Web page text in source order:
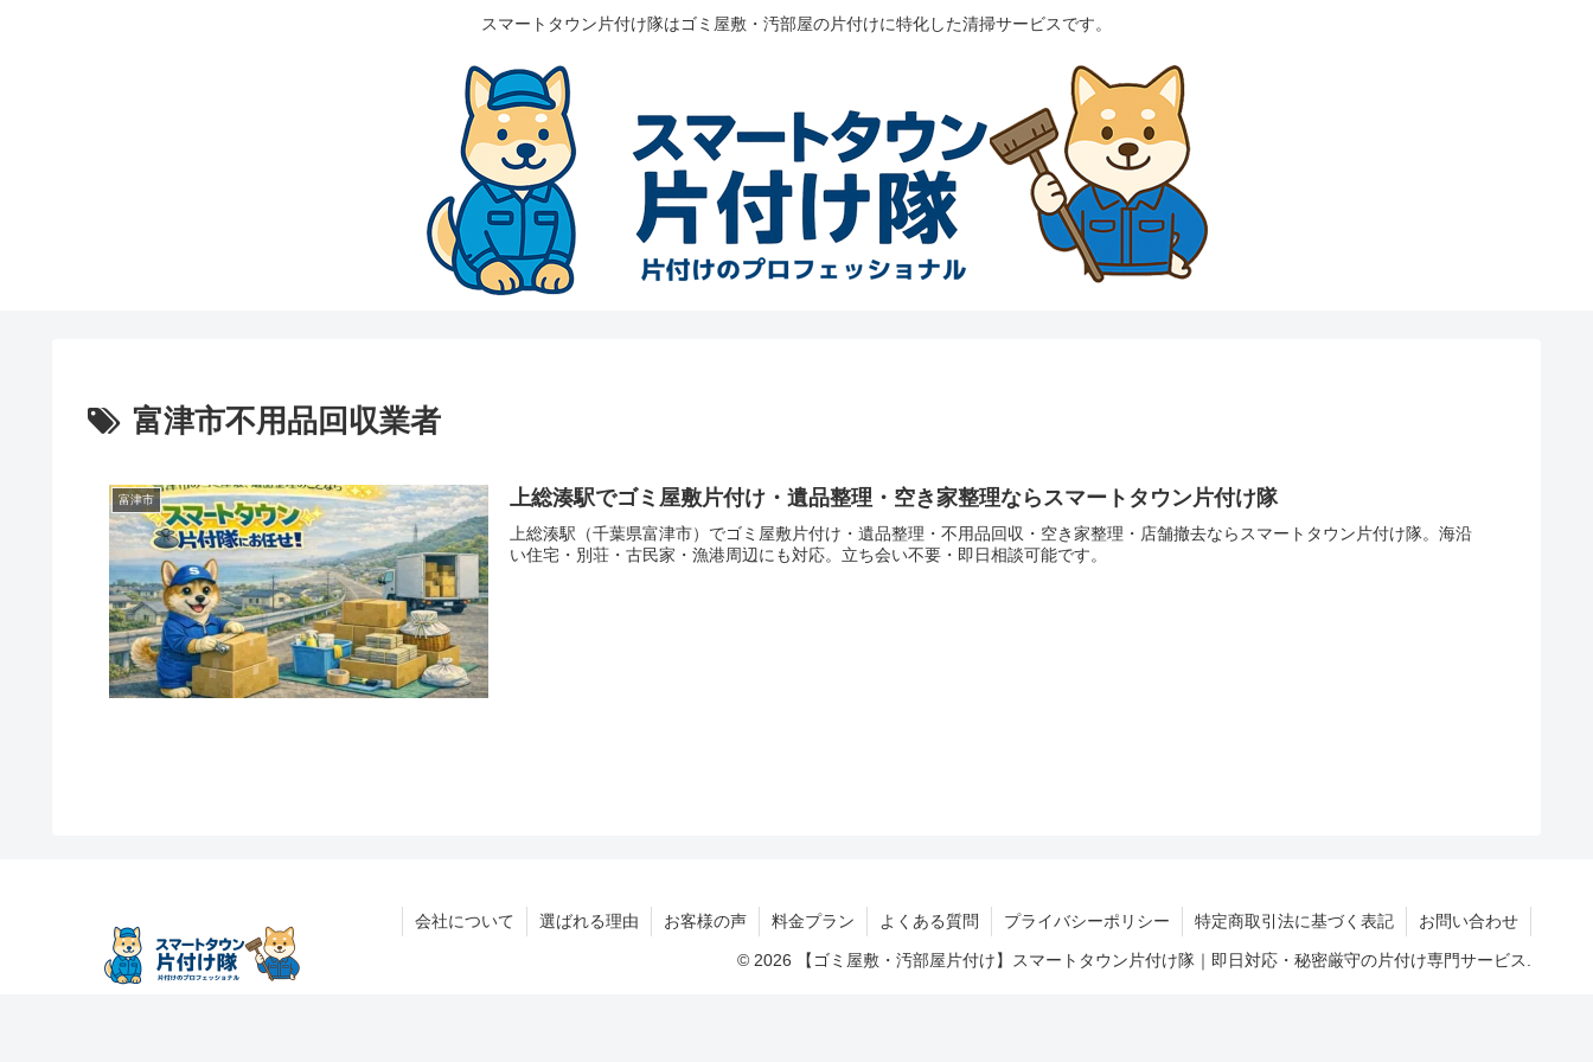
スマートタウン片付け隊はゴミ屋敷・汚部屋の片付けに特化した清掃サービスです。
富津市不用品回収業者
富津市 上総湊駅でゴミ屋敷片付け・遺品整理・空き家整理ならスマートタウン片付け隊
上総湊駅（千葉県富津市）でゴミ屋敷片付け・遺品整理・不用品回収・空き家整理・店舗撤去ならスマートタウン片付け隊。海沿
い住宅・別荘・古民家・漁港周辺にも対応。立ち会い不要・即日相談可能です。
会社について 選ばれる理由 お客様の声 料金プラン よくある質問 プライバシーポリシー 特定商取引法に基づく表記 お問い合わせ
© 2026 【ゴミ屋敷・汚部屋片付け】スマートタウン片付け隊｜即日対応・秘密厳守の片付け専門サービス.